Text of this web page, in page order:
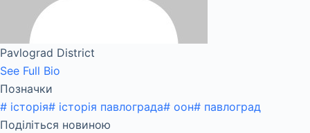
Pavlograd District
See Full Bio
Позначки
# історія# історія павлограда# оон# павлоград
Поділіться новиною